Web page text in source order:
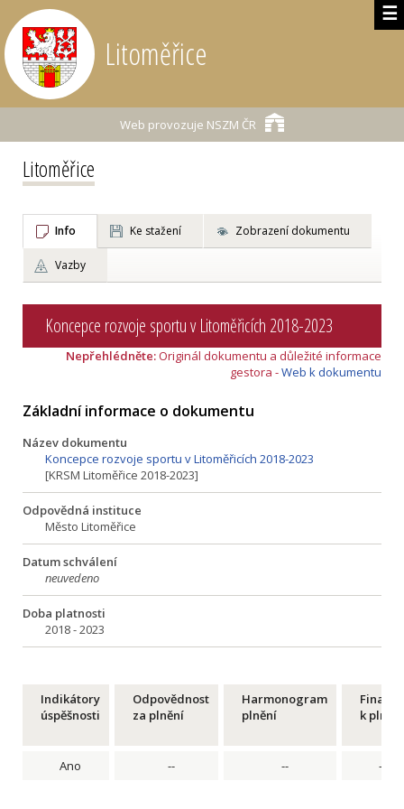
☰
Litoměřice
Web provozuje NSZM ČR
Litoměřice
Info Ke stažení Zobrazení dokumentu
Vazby
Koncepce rozvoje sportu v Litoměřicích 2018-2023
Nepřehlédněte:Originál dokumentu a důležité informace
gestora -Web k dokumentu
Základní informace o dokumentu
Název dokumentu
Koncepce rozvoje sportu v Litoměřicích 2018-2023
[KRSM Litoměřice 2018-2023]
Odpovědná instituce
Město Litoměřice
Datum schválení
neuvedeno
Doba platnosti
2018 - 2023
Indikátory
úspěšnosti
Odpovědnost
za plnění
Harmonogram
plnění
Finance
k plnění
Ano -- -- --